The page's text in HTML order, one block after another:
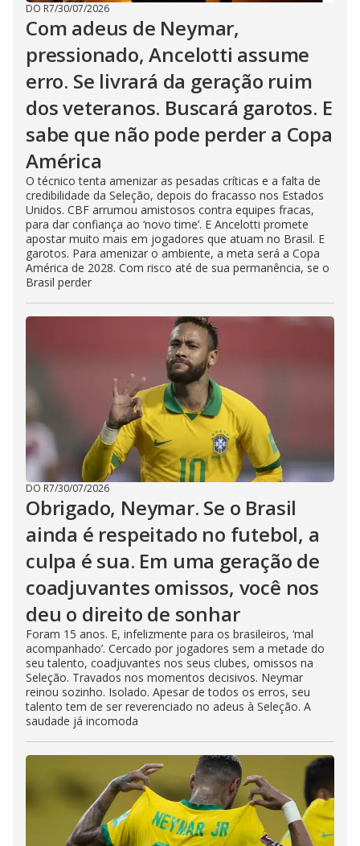
DO R7/30/07/2026
Com adeus de Neymar,
pressionado, Ancelotti assume
erro. Se livrará da geração ruim
dos veteranos. Buscará garotos. E
sabe que não pode perder a Copa
América
O técnico tenta amenizar as pesadas críticas e a falta de
credibilidade da Seleção, depois do fracasso nos Estados
Unidos. CBF arrumou amistosos contra equipes fracas,
para dar confiança ao ‘novo time’. E Ancelotti promete
apostar muito mais em jogadores que atuam no Brasil. E
garotos. Para amenizar o ambiente, a meta será a Copa
América de 2028. Com risco até de sua permanência, se o
Brasil perder
DO R7/30/07/2026
Obrigado, Neymar. Se o Brasil
ainda é respeitado no futebol, a
culpa é sua. Em uma geração de
coadjuvantes omissos, você nos
deu o direito de sonhar
Foram 15 anos. E, infelizmente para os brasileiros, ‘mal
acompanhado’. Cercado por jogadores sem a metade do
seu talento, coadjuvantes nos seus clubes, omissos na
Seleção. Travados nos momentos decisivos. Neymar
reinou sozinho. Isolado. Apesar de todos os erros, seu
talento tem de ser reverenciado no adeus à Seleção. A
saudade já incomoda